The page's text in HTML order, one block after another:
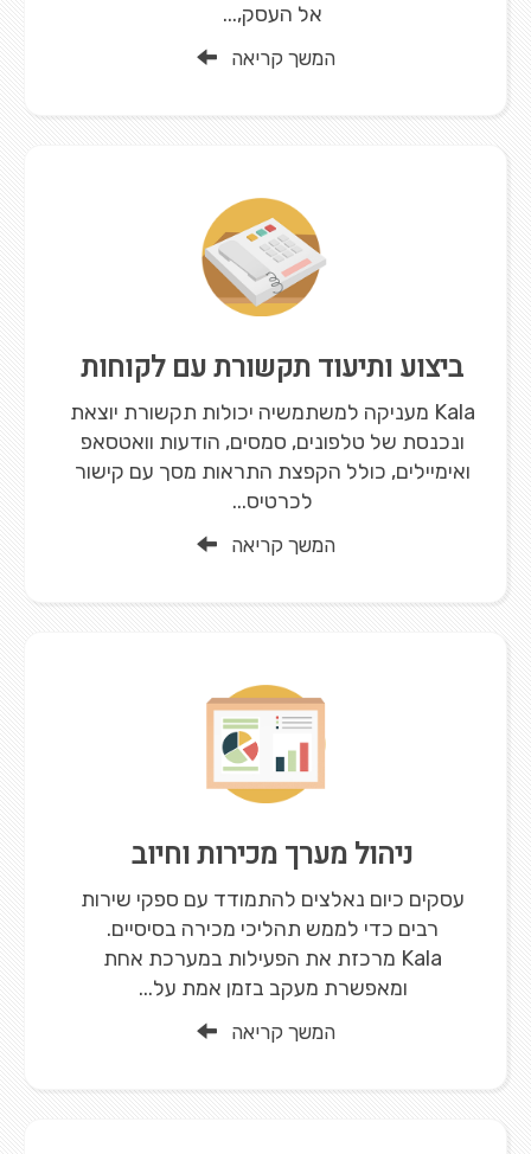
אל העסק,...
המשך קריאה
ביצוע ותיעוד תקשורת עם לקוחות
Kala מעניקה למשתמשיה יכולות תקשורת יוצאת
ונכנסת של טלפונים, סמסים, הודעות וואטסאפ
ואימיילים, כולל הקפצת התראות מסך עם קישור
לכרטיס...
המשך קריאה
ניהול מערך מכירות וחיוב
עסקים כיום נאלצים להתמודד עם ספקי שירות
רבים כדי לממש תהליכי מכירה בסיסיים.
Kala מרכזת את הפעילות במערכת אחת
ומאפשרת מעקב בזמן אמת על...
המשך קריאה